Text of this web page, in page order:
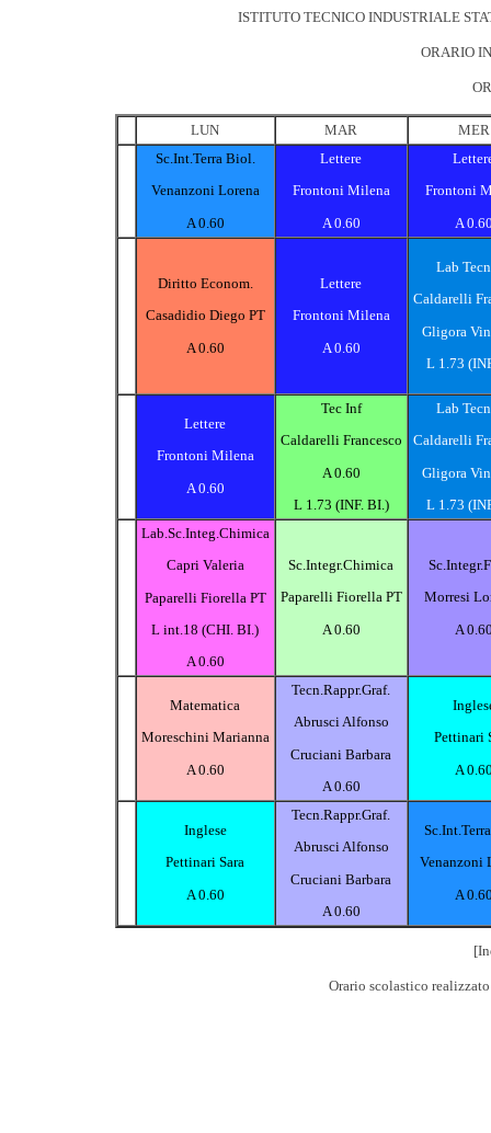
ISTITUTO TECNICO INDUSTRIALE
ORARIO
LUN MAR
MER
Sc.Int.Terra Biol.
Venanzoni Lorena
A 0.60
Lettere
Frontoni Milena
A 0.60
Frontoni
A
Diritto Econom.
Casadidio Diego PT
A 0.60
Lettere
Frontoni Milena
A 0.60
Lab
Caldarelli
Gligora
L 1.73
Lettere
Frontoni Milena
A 0.60
Tec Inf
Caldarelli Francesco
A 0.60
L 1.73 (INF. BI.)
Lab
Caldarelli
Gligora
L 1.73
Lab.Sc.Integ.Chimica
Capri Valeria
Paparelli Fiorella PT
L int.18 (CHI. BI.)
A 0.60
Sc.Integr.Chimica
Paparelli Fiorella PT
A 0.60
Morresi
A
Matematica
Moreschini Marianna
A 0.60
Tecn.Rappr.Graf.
Abrusci Alfonso
Cruciani Barbara
A 0.60
Pettinari
A
Inglese
Pettinari Sara
A 0.60
Tecn.Rappr.Graf.
Abrusci Alfonso
Cruciani Barbara
A 0.60
Venanzoni
A
Orario scolastico